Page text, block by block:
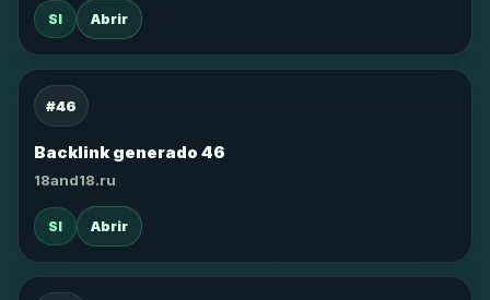
SI Abrir
#46
Backlink generado 46
18and18.ru
SI Abrir